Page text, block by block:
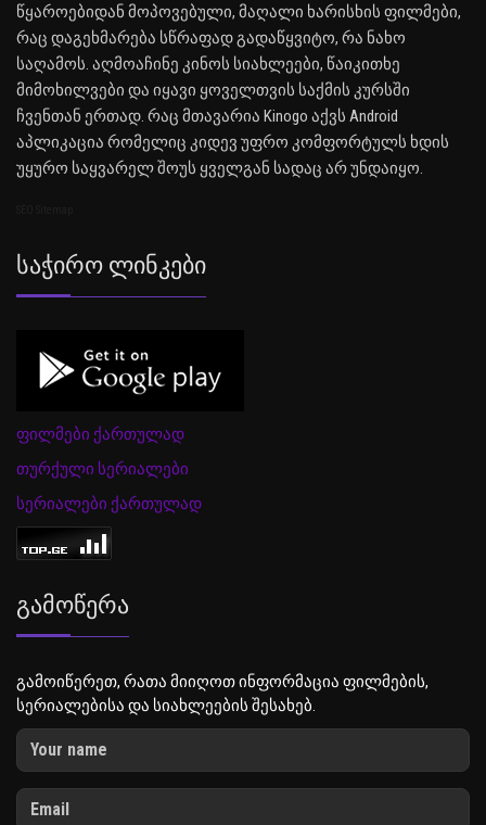
წყაროებიდან მოპოვებული, მაღალი ხარისხის ფილმები,
რაც დაგეხმარება სწრაფად გადაწყვიტო, რა ნახო
საღამოს. აღმოაჩინე კინოს სიახლეები, წაიკითხე
მიმოხილვები და იყავი ყოველთვის საქმის კურსში
ჩვენთან ერთად. რაც მთავარია Kinogo აქვს Android
აპლიკაცია რომელიც კიდევ უფრო კომფორტულს ხდის
უყურო საყვარელ შოუს ყველგან სადაც არ უნდაიყო.
Საჭირო Ლინკები
ფილმები ქართულად
თურქული სერიალები
სერიალები ქართულად
Გამოწერა
გამოიწერეთ, რათა მიიღოთ ინფორმაცია ფილმების,
სერიალებისა და სიახლეების შესახებ.